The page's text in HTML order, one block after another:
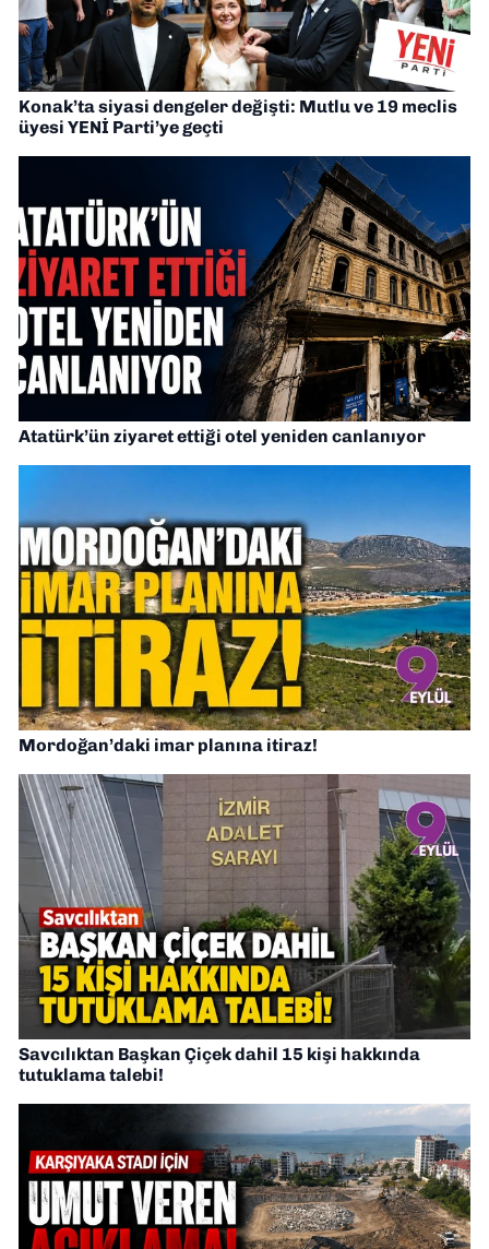
Konak’ta siyasi dengeler değişti: Mutlu ve 19 meclis
üyesi YENİ Parti’ye geçti
Atatürk’ün ziyaret ettiği otel yeniden canlanıyor
Mordoğan’daki imar planına itiraz!
Savcılıktan Başkan Çiçek dahil 15 kişi hakkında
tutuklama talebi!